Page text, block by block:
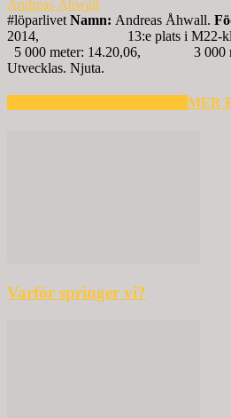
Andreas Åhwall
#löparlivet Namn: Andreas Åhwall.
2014, 13:e plats i M22-
5 000 meter: 14.20,06, 3
Utvecklas. Njuta.
MER
Varför springer vi?